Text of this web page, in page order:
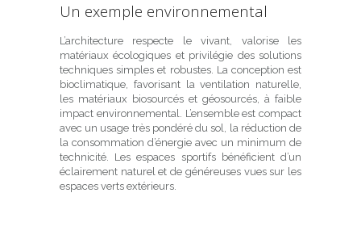
Un exemple environnemental
L’architecture respecte le vivant, valorise les
matériaux écologiques et privilégie des solutions
techniques simples et robustes. La conception est
bioclimatique, favorisant la ventilation naturelle,
les matériaux biosourcés et géosourcés, à faible
impact environnemental. L’ensemble est compact
avec un usage très pondéré du sol, la réduction de
la consommation d’énergie avec un minimum de
technicité. Les espaces sportifs bénéficient d’un
éclairement naturel et de généreuses vues sur les
espaces verts extérieurs.